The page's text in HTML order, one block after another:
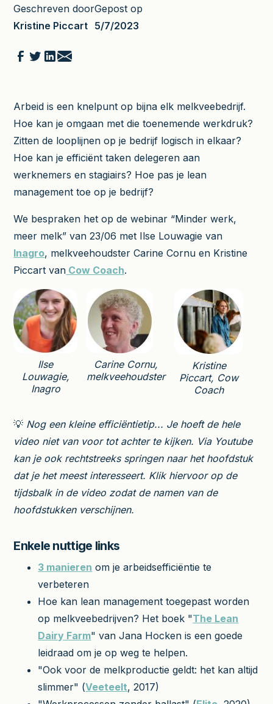
Geschreven door
Kristine Piccart
Gepost op
5/7/2023
Arbeid is een knelpunt op bijna elk melkveebedrijf.
Hoe kan je omgaan met die toenemende werkdruk?
Zitten de looplijnen op je bedrijf logisch in elkaar?
Hoe kan je efficiënt taken delegeren aan
werknemers en stagiairs? Hoe pas je lean
management toe op je bedrijf?
We bespraken het op de webinar “Minder werk,
meer melk” van 23/06 met Ilse Louwagie van
Inagro, melkveehoudster Carine Cornu en Kristine
Piccart van Cow Coach.
Ilse
Louwagie,
Inagro
Carine Cornu,
melkveehoudster
Kristine
Piccart, Cow
Coach
💡 Nog een kleine efficiëntietip... Je hoeft de hele
video niet van voor tot achter te kijken. Via Youtube
kan je ook rechtstreeks springen naar het hoofdstuk
dat je het meest interesseert. Klik hiervoor op de
tijdsbalk in de video zodat de namen van de
hoofdstukken verschijnen.
Enkele nuttige links
3 manieren om je arbeidsefficiëntie te
verbeteren
Hoe kan lean management toegepast worden
op melkveebedrijven? Het boek "The Lean
Dairy Farm" van Jana Hocken is een goede
leidraad om je op weg te helpen.
"Ook voor de melkproductie geldt: het kan altijd
slimmer" (Veeteelt, 2017)